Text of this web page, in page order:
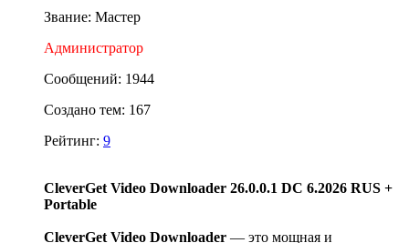
Звание: Мастер
Администратор
Сообщений: 1944
Создано тем: 167
Рейтинг: 9
CleverGet Video Downloader 26.0.0.1 DC 6.2026 RUS +
Portable
CleverGet Video Downloader — это мощная и